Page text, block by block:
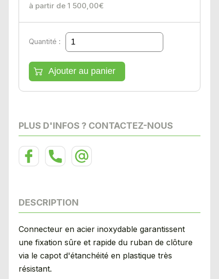
à partir de 1 500,00€
Quantité :
PLUS D'INFOS ? CONTACTEZ-NOUS
DESCRIPTION
Connecteur en acier inoxydable garantissent
une fixation sûre et rapide du ruban de clôture
via le capot d'étanchéité en plastique très
résistant.